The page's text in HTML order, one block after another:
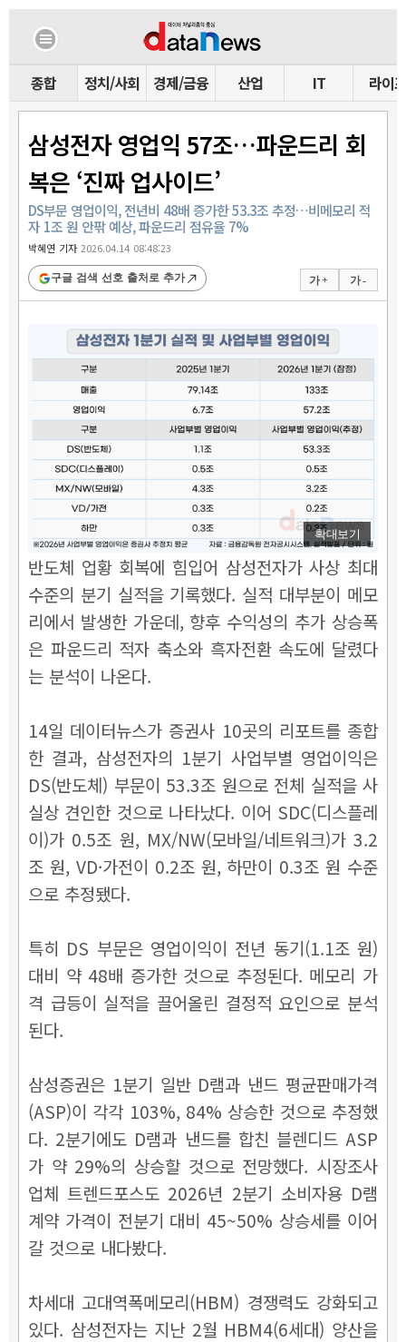
종합 정치/사회 경제/금융 산업 IT 라이프
삼성전자 영업익 57조…파운드리 회
복은 ‘진짜 업사이드’
DS부문 영업이익, 전년비 48배 증가한 53.3조 추정…비메모리 적
자 1조 원 안팎 예상, 파운드리 점유율 7%
박혜연 기자2026.04.14 08:48:23
가 + 가 -
구글 검색 선호 출처로 추가
확대보기
반도체 업황 회복에 힘입어 삼성전자가 사상 최대
수준의 분기 실적을 기록했다. 실적 대부분이 메모
리에서 발생한 가운데, 향후 수익성의 추가 상승폭
은 파운드리 적자 축소와 흑자전환 속도에 달렸다
는 분석이 나온다.
14일 데이터뉴스가 증권사 10곳의 리포트를 종합
한 결과, 삼성전자의 1분기 사업부별 영업이익은
DS(반도체) 부문이 53.3조 원으로 전체 실적을 사
실상 견인한 것으로 나타났다. 이어 SDC(디스플레
이)가 0.5조 원, MX/NW(모바일/네트워크)가 3.2
조 원, VD·가전이 0.2조 원, 하만이 0.3조 원 수준
으로 추정됐다.
특히 DS 부문은 영업이익이 전년 동기(1.1조 원)
대비 약 48배 증가한 것으로 추정된다. 메모리 가
격 급등이 실적을 끌어올린 결정적 요인으로 분석
된다.
삼성증권은 1분기 일반 D램과 낸드 평균판매가격
(ASP)이 각각 103%, 84% 상승한 것으로 추정했
다. 2분기에도 D램과 낸드를 합친 블렌디드 ASP
가 약 29%의 상승할 것으로 전망했다. 시장조사
업체 트렌드포스도 2026년 2분기 소비자용 D램
계약 가격이 전분기 대비 45~50% 상승세를 이어
갈 것으로 내다봤다.
차세대 고대역폭메모리(HBM) 경쟁력도 강화되고
있다. 삼성전자는 지난 2월 HBM4(6세대) 양산을